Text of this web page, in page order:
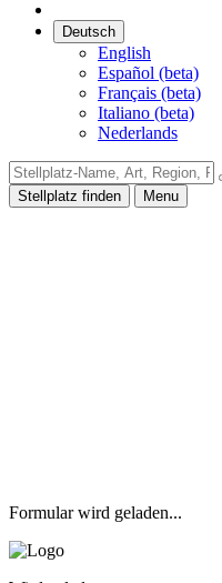
Deutsch
English
Español (beta)
Français (beta)
Italiano (beta)
Nederlands
Stellplatz finden
Menu
Formular wird geladen...